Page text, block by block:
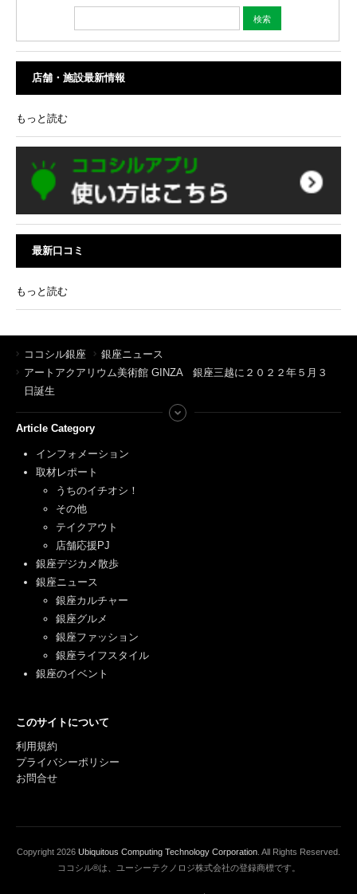
店舗・施設最新情報
もっと読む
最新口コミ
もっと読む
ココシル銀座
銀座ニュース
アートアクアリウム美術館 GINZA 銀座三越に２０２２年５月３
日誕生
Article Category
インフォメーション
取材レポート
うちのイチオシ！
その他
テイクアウト
店舗応援PJ
銀座デジカメ散歩
銀座ニュース
銀座カルチャー
銀座グルメ
銀座ファッション
銀座ライフスタイル
銀座のイベント
このサイトについて
利用規約
プライバシーポリシー
お問合せ
Copyright 2026 Ubiquitous Computing Technology Corporation . All Rights Reserved.
ココシル®は、ユーシーテクノロジ株式会社の登録商標です。